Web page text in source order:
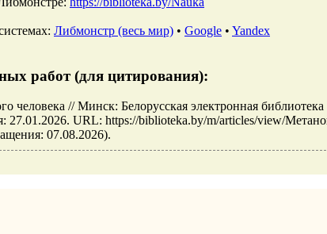
Либмонстр (весь мир) • Google • Yandex
работ (для цитирования):
человека // Минск: Белорусская электронная библиотека
URL: https://biblioteka.by/m/articles/view/
07.08.2026).